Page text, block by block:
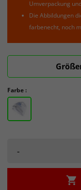
Umverpackung
Die Abbildungen
farbenecht, noch
Farbe :
-
